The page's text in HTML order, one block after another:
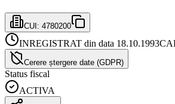
CUI: 4780200
INREGISTRAT din data 18.10.1993
Cerere ștergere date (GDPR)
Status fiscal
ACTIVA